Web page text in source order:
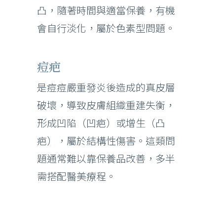
凸，隨著時間與適當保養，有機
會自行淡化，屬於色素型問題。
痘疤
是痘痘嚴重發炎後造成的真皮層
破壞，導致皮膚組織重建失衡，
形成凹陷（凹疤）或增生（凸
疤），屬於結構性傷害。這類問
題通常難以靠保養品改善，多半
需搭配醫美療程。